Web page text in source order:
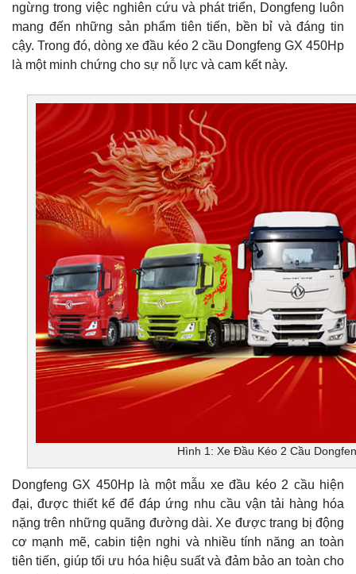
ngừng trong việc nghiên cứu và phát triển, Dongfeng luôn
mang đến những sản phẩm tiên tiến, bền bỉ và đáng tin
cậy. Trong đó, dòng xe đầu kéo 2 cầu Dongfeng GX 450Hp
là một minh chứng cho sự nỗ lực và cam kết này.
Hình 1: Xe Đầu Kéo 2 Cầu
Dongfeng GX 450Hp là một mẫu xe đầu kéo 2 cầu hiện
đại, được thiết kế để đáp ứng nhu cầu vận tải hàng hóa
nặng trên những quãng đường dài. Xe được trang bị động
cơ mạnh mẽ, cabin tiện nghi và nhiều tính năng an toàn
tiên tiến, giúp tối ưu hóa hiệu suất và đảm bảo an toàn cho